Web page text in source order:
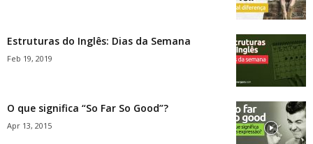
Estruturas do Inglês: Dias da Semana
Feb 19, 2019
O que significa “So Far So Good”?
Apr 13, 2015